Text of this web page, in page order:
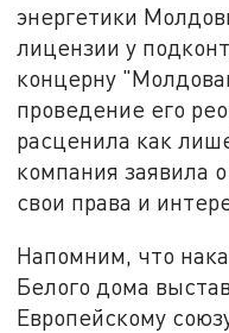
энергетики
лицензии у
концерну
проведение его
расценила как
компания заявила
свои права и
Напомним, что
Белого дома
Европейскому